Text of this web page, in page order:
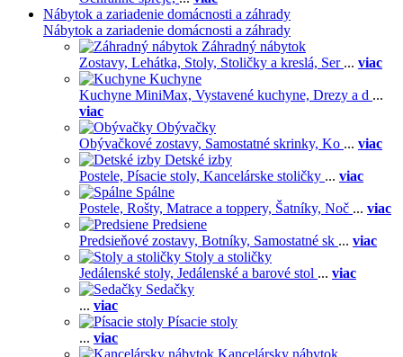
Nábytok a zariadenie domácnosti a záhrady
Nábytok a zariadenie domácnosti a záhrady
Záhradný nábytok
Zostavy, Lehátka, Stoly, Stoličky a kreslá, Ser ... viac
Kuchyne
Kuchyne MiniMax, Vystavené kuchyne, Drezy a d ...
viac
Obývačky
Obývačkové zostavy, Samostatné skrinky, Ko ... viac
Detské izby
Postele, Písacie stoly, Kancelárske stoličky ... viac
Spálne
Postele, Rošty, Matrace a toppery, Šatníky, Noč ... viac
Predsiene
Predsieňové zostavy, Botníky, Samostatné sk ... viac
Stoly a stoličky
Jedálenské stoly, Jedálenské a barové stol ... viac
Sedačky
... viac
Písacie stoly
... viac
Kancelársky nábytok